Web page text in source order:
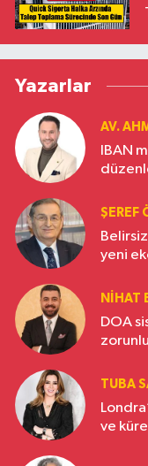
Yazarlar
AV.
IBAN
ŞEREF
yeni
NIHAT
DOA
TUBA
ve